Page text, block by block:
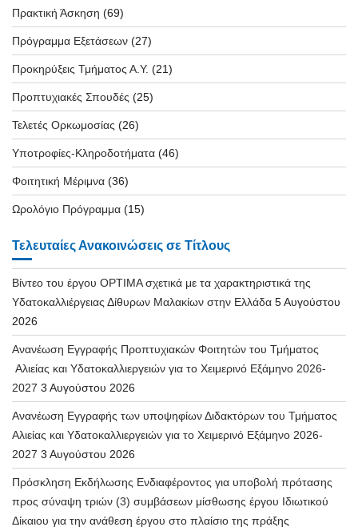
Πρακτική Άσκηση (69)
Πρόγραμμα Εξετάσεων (27)
Προκηρύξεις Τμήματος Α.Υ. (21)
Προπτυχιακές Σπουδές (25)
Τελετές Ορκωμοσίας (26)
Υποτροφίες-Κληροδοτήματα (46)
Φοιτητική Μέριμνα (36)
Ωρολόγιο Πρόγραμμα (15)
Τελευταίες Ανακοινώσεις σε Τίτλους
Βίντεο του έργου OPTIMA σχετικά με τα χαρακτηριστικά της
Υδατοκαλλιέργειας Δίθυρων Μαλακίων στην Ελλάδα 5 Αυγούστου
2026
Ανανέωση Εγγραφής Προπτυχιακών Φοιτητών του Τμήματος
Αλιείας και Υδατοκαλλιεργειών για το Χειμερινό Εξάμηνο 2026-
2027 3 Αυγούστου 2026
Ανανέωση Εγγραφής των υποψηφίων Διδακτόρων του Τμήματος
Αλιείας και Υδατοκαλλιεργειών για το Χειμερινό Εξάμηνο 2026-
2027 3 Αυγούστου 2026
Πρόσκληση Εκδήλωσης Ενδιαφέροντος για υποβολή πρότασης
προς σύναψη τριών (3) συμβάσεων μίσθωσης έργου Ιδιωτικού
Δίκαιου για την ανάθεση έργου στο πλαίσιο της πράξης